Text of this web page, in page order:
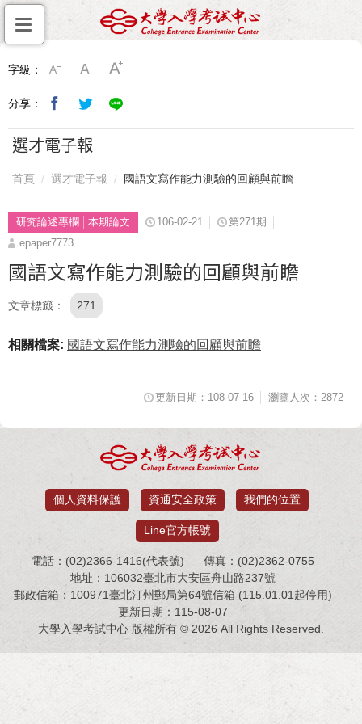
字級：
分享：
選才電子報
首頁 選才電子報 國語文寫作能力測驗的回顧與前瞻
研究論述專欄 本期論文 106-02-21
第271期
epaper7773
國語文寫作能力測驗的回顧與前瞻
文章標籤 271
相關檔案: 國語文寫作能力測驗的回顧與前瞻
更新日期：108-07-16 瀏覽人次：2872
個人資料保護 資通安全政策 我們的位置
Line官方帳號
電話：(02)2366-1416(代表號)
傳真：(02)2362-0755
地址：106032臺北市大安區舟山路237號
郵政信箱：100971臺北汀州郵局第64號信箱 (115.01.01起停用)
更新日期：115-08-07
大學入學考試中心 版權所有 © 2026 All Rights Reserved.